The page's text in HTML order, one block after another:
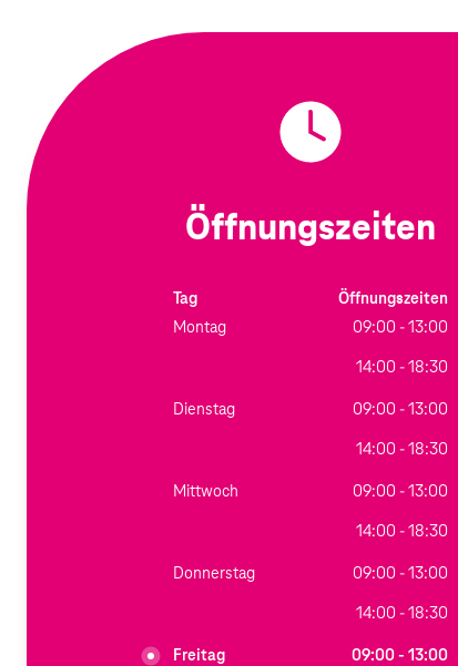
Öffnungszeiten
Tag
Öffnungszeiten
Montag
09:00 - 13:00
14:00 - 18:30
Dienstag 09:00 - 13:00
14:00 - 18:30
Mittwoch 09:00 - 13:00
14:00 - 18:30
Donnerstag 09:00 - 13:00
14:00 - 18:30
Freitag 09:00 - 13:00